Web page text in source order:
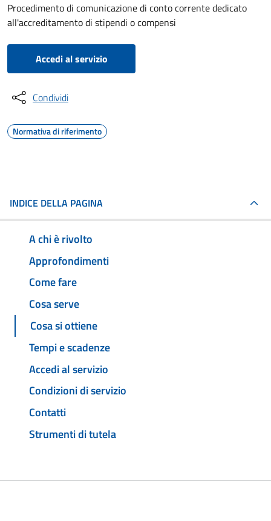
Procedimento di comunicazione di conto corrente dedicato
all'accreditamento di stipendi o compensi
Accedi al servizio
Condividi
Normativa di riferimento
INDICE DELLA PAGINA
A chi è rivolto
Approfondimenti
Come fare
Cosa serve
Cosa si ottiene
Tempi e scadenze
Accedi al servizio
Condizioni di servizio
Contatti
Strumenti di tutela